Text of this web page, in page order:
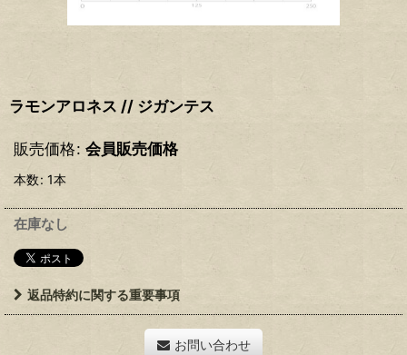
ラモンアロネス // ジガンテス
販売価格: 会員販売価格
本数: 1本
在庫なし
返品特約に関する重要事項
お問い合わせ